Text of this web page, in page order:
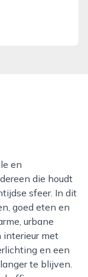
die houdt
sfeer. In dit
goed eten en
urbane
interieur met
en een
te blijven.